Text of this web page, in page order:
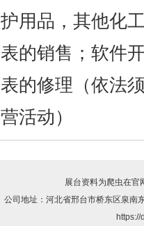
护用品，其他化
表的销售；软件
表的修理（依法
营活动）
展台资料为爬虫在官
公司地址：河北省邢台市桥东区泉南